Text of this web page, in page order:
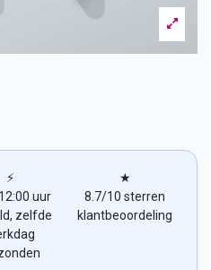
⚡
uur
zelfde
★
8.7/10 sterren
klantbeoordeling